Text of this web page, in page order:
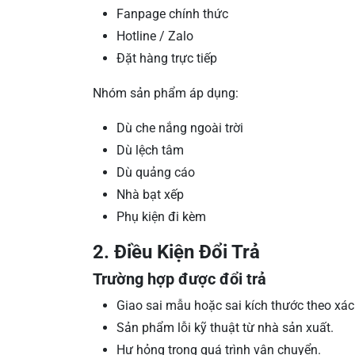
Fanpage chính thức
Hotline / Zalo
Đặt hàng trực tiếp
Nhóm sản phẩm áp dụng:
Dù che nắng ngoài trời
Dù lệch tâm
Dù quảng cáo
Nhà bạt xếp
Phụ kiện đi kèm
2. Điều Kiện Đổi Trả
Trường hợp được đổi trả
Giao sai mẫu hoặc sai kích thước theo
Sản phẩm lỗi kỹ thuật từ nhà sản xuất.
Hư hỏng trong quá trình vận chuyển.